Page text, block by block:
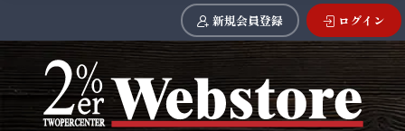
新規会員登録 ログイン